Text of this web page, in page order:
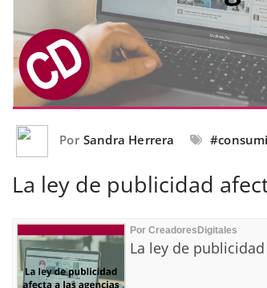
Por Sandra Herrera
La ley de publicidad